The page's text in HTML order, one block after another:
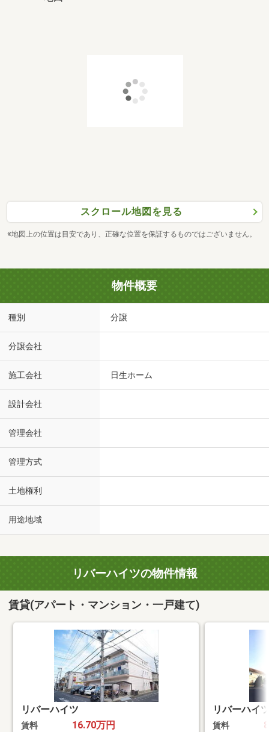
スクロール地図を見る
※地図上の位置は目安であり、正確な位置を保証するものではございません。
物件概要
種別 分譲
分譲会社
施工会社 日生ホーム
設計会社
管理会社
管理方式
土地権利
用途地域
リバーハイツの物件情報
賃貸(アパート・マンション・一戸建て)
リバーハイツ
賃料 16.70万円
リバーハイ
賃料